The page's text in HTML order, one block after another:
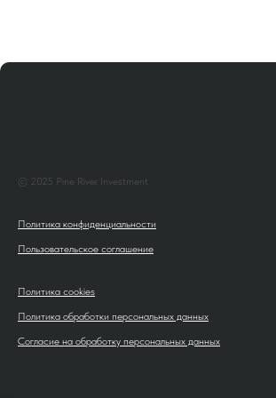
© 2025 Pine River Investment
Политика конфиденциальности
Пользовательское соглашение
Политика cookies
Политика обработки персональных данных
Согласие на обработку персональных данных